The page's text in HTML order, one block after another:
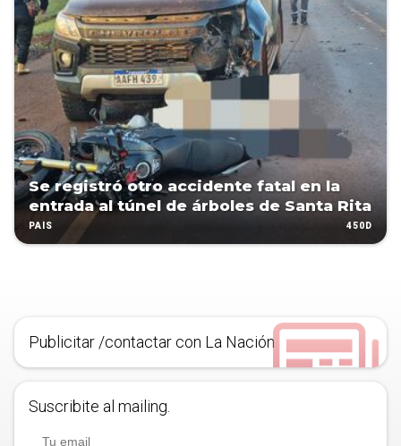
Se registró otro accidente fatal en la
entrada al túnel de árboles de Santa Rita
PAÍS 450D
Publicitar /contactar con La Nación
Suscribite al mailing.